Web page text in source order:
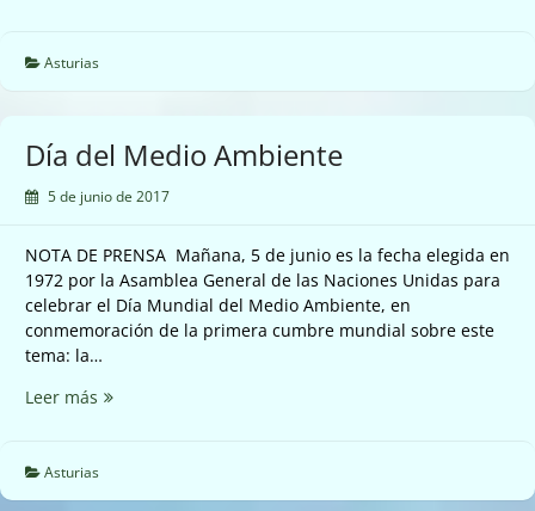
Asturias
Día del Medio Ambiente
5 de junio de 2017
NOTA DE PRENSA Mañana, 5 de junio es la fecha elegida en
1972 por la Asamblea General de las Naciones Unidas para
celebrar el Día Mundial del Medio Ambiente, en
conmemoración de la primera cumbre mundial sobre este
tema: la…
Leer más Día
Ambiente
Asturias